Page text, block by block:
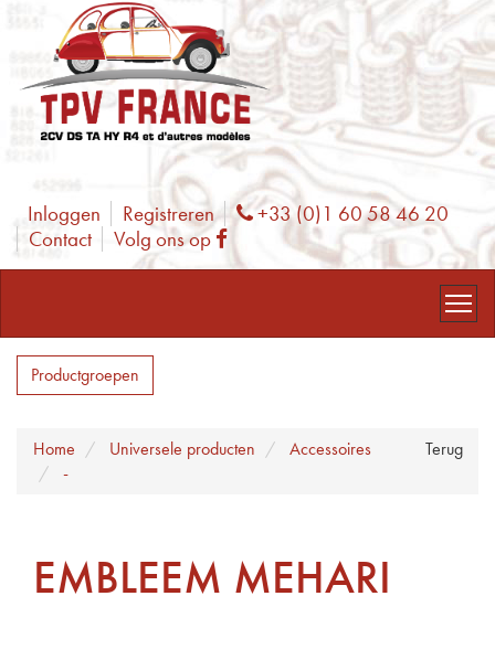
Inloggen Registreren Phone
+33 (0)1 60 58 46 20
Contact
Volg ons op Facebook
Productgroepen
Terug
Home Universele producten
Accessoires
-
EMBLEEM MEHARI